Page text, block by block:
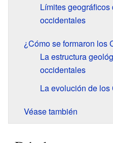
Límites
occidentales
¿Cómo se formaron los
La estructura
occidentales
La evolución de
Véase también